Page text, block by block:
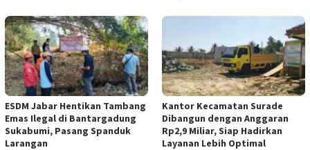
ESDM Jabar Hentikan Tambang
Emas Ilegal di Bantargadung
Sukabumi, Pasang Spanduk
Larangan
Kantor Kecamatan Surade
Dibangun dengan Anggaran
Rp2,9 Miliar, Siap Hadirkan
Layanan Lebih Optimal